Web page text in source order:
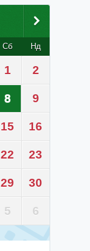
Сб Нд
1 2
8 9
15 16
22 23
29 30
5 6